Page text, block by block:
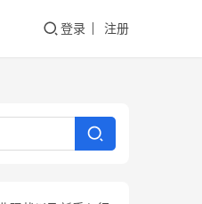
登录 注册